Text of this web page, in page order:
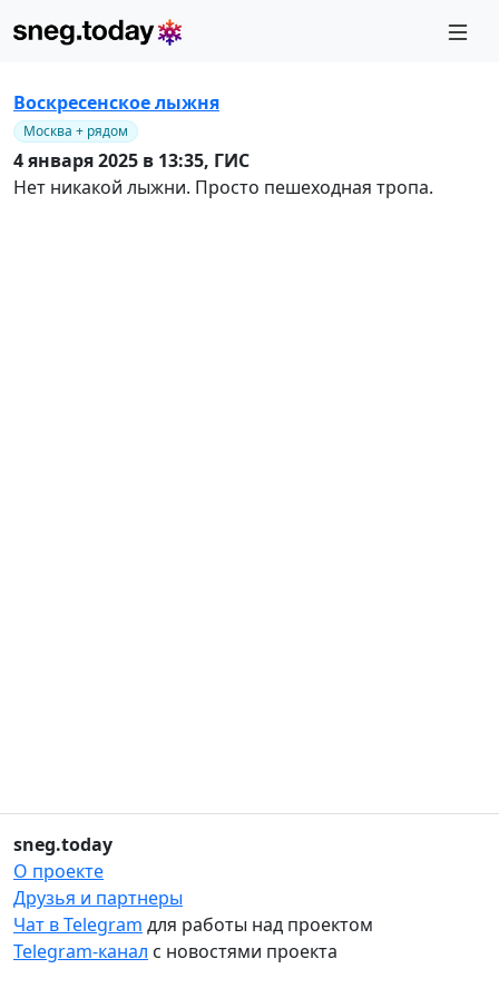
Воскресенское лыжня
Москва + рядом
4 января 2025 в 13:35, ГИС
Нет никакой лыжни. Просто пешеходная тропа.
sneg.today
О проекте
Друзья и партнеры
Чат в Telegram для работы над проектом
Telegram-канал с новостями проекта